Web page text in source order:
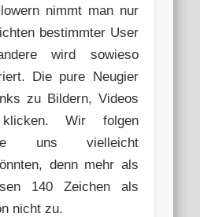
nimmt man nur
bestimmter User
wird sowieso
Die pure Neugier
zu Bildern, Videos
Wir folgen
uns vielleicht
denn mehr als
140 Zeichen als
nicht zu.